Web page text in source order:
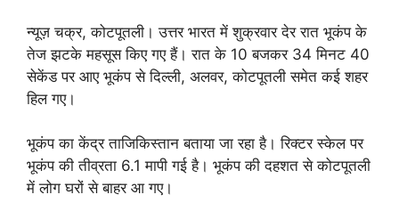
न्यूज़ चक्र, कोटपूतली। उत्तर भारत में शुक्रवार देर रात भूकंप के
तेज झटके महसूस किए गए हैं। रात के 10 बजकर 34 मिनट 40
सेकेंड पर आए भूकंप से दिल्ली, अलवर, कोटपूतली समेत कई शहर
हिल गए।
भूकंप का केंद्र ताजिकिस्तान बताया जा रहा है। रिक्टर स्केल पर
भूकंप की तीव्रता 6.1 मापी गई है। भूकंप की दहशत से कोटपूतली
में लोग घरों से बाहर आ गए।